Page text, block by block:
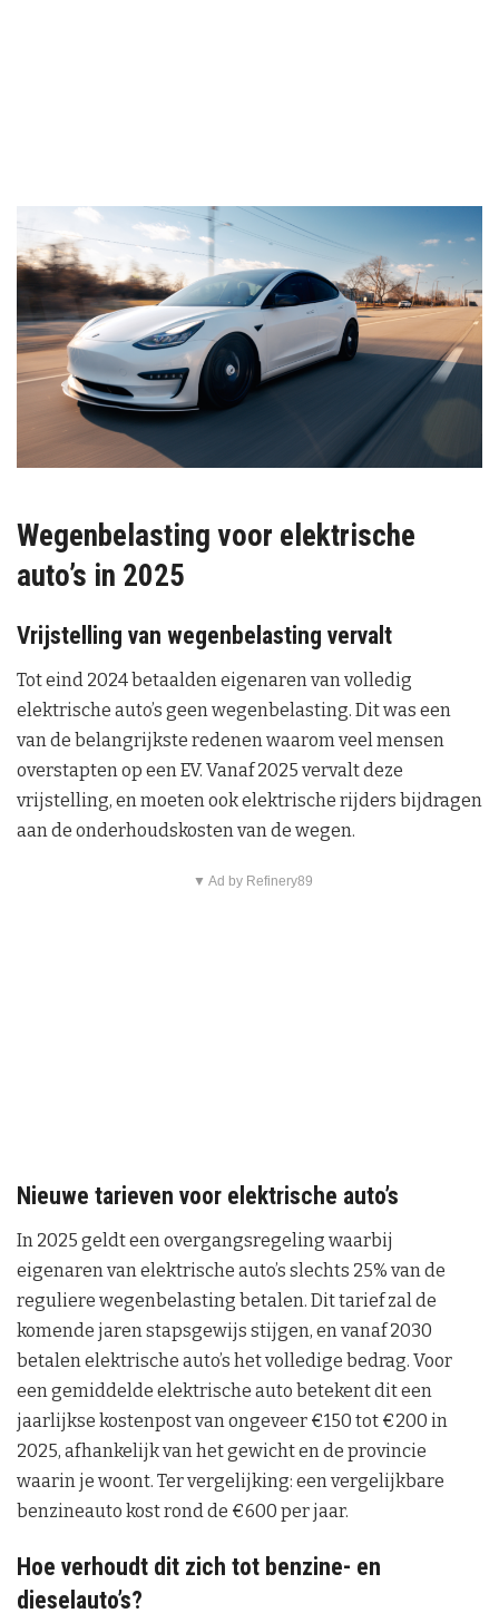
Wegenbelasting voor elektrische
auto’s in 2025
Vrijstelling van wegenbelasting vervalt
Tot eind 2024 betaalden eigenaren van volledig
elektrische auto’s geen wegenbelasting. Dit was een
van de belangrijkste redenen waarom veel mensen
overstapten op een EV. Vanaf 2025 vervalt deze
vrijstelling, en moeten ook elektrische rijders bijdragen
aan de onderhoudskosten van de wegen.
▼ Ad by Refinery89
Nieuwe tarieven voor elektrische auto’s
In 2025 geldt een overgangsregeling waarbij
eigenaren van elektrische auto’s slechts 25% van de
reguliere wegenbelasting betalen. Dit tarief zal de
komende jaren stapsgewijs stijgen, en vanaf 2030
betalen elektrische auto’s het volledige bedrag. Voor
een gemiddelde elektrische auto betekent dit een
jaarlijkse kostenpost van ongeveer €150 tot €200 in
2025, afhankelijk van het gewicht en de provincie
waarin je woont. Ter vergelijking: een vergelijkbare
benzineauto kost rond de €600 per jaar.
Hoe verhoudt dit zich tot benzine- en
dieselauto’s?